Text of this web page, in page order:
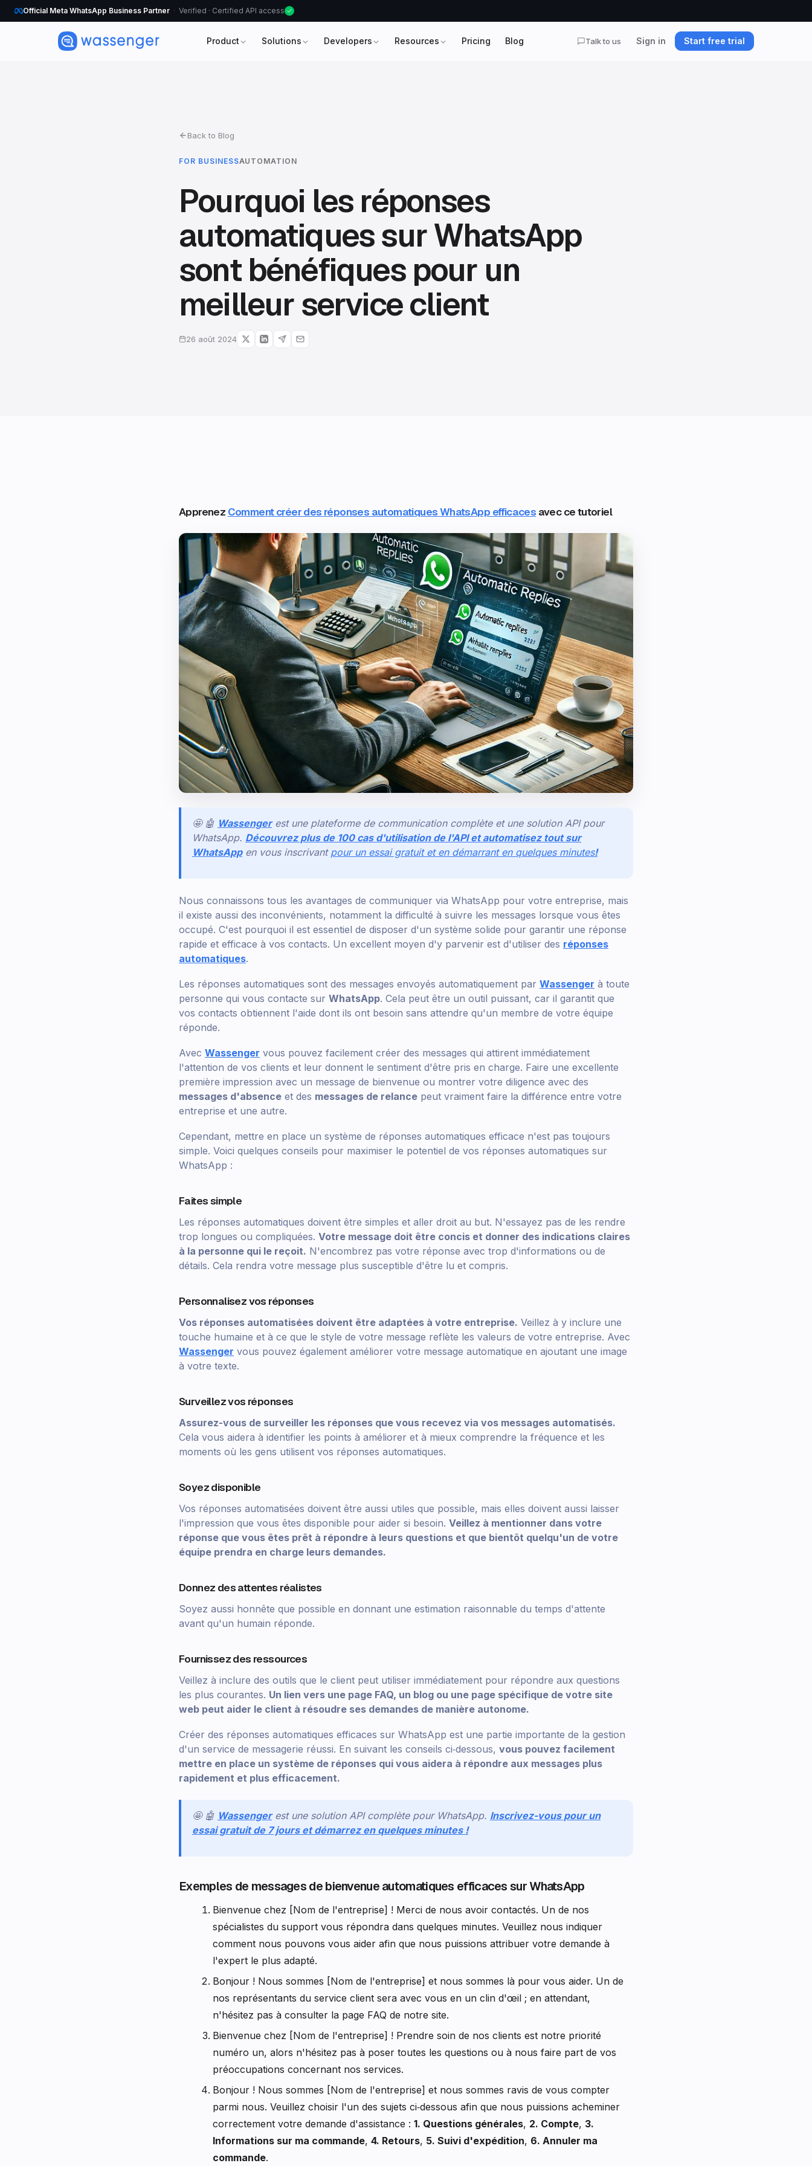
Official Meta WhatsApp Business Partner Verified · Certified API access
Product Solutions Developers Resources Pricing Blog Talk to us Sign in Start free trial
Back to Blog
FOR BUSINESSAUTOMATION
Pourquoi les réponses
automatiques sur WhatsApp
sont bénéfiques pour un
meilleur service client
26 août 2024
Apprenez Comment créer des réponses automatiques WhatsApp efficaces avec ce tutoriel
🤩 🤖 Wassenger est une plateforme de communication complète et une solution API pour
WhatsApp. Découvrez plus de 100 cas d'utilisation de l'API et automatisez tout sur
WhatsApp en vous inscrivant pour un essai gratuit et en démarrant en quelques minutes!
Nous connaissons tous les avantages de communiquer via WhatsApp pour votre entreprise, mais
il existe aussi des inconvénients, notamment la difficulté à suivre les messages lorsque vous êtes
occupé. C'est pourquoi il est essentiel de disposer d'un système solide pour garantir une réponse
rapide et efficace à vos contacts. Un excellent moyen d'y parvenir est d'utiliser des réponses
automatiques.
Les réponses automatiques sont des messages envoyés automatiquement par Wassenger à toute
personne qui vous contacte sur WhatsApp. Cela peut être un outil puissant, car il garantit que
vos contacts obtiennent l'aide dont ils ont besoin sans attendre qu'un membre de votre équipe
réponde.
Avec Wassenger vous pouvez facilement créer des messages qui attirent immédiatement
l'attention de vos clients et leur donnent le sentiment d'être pris en charge. Faire une excellente
première impression avec un message de bienvenue ou montrer votre diligence avec des
messages d'absence et des messages de relance peut vraiment faire la différence entre votre
entreprise et une autre.
Cependant, mettre en place un système de réponses automatiques efficace n'est pas toujours
simple. Voici quelques conseils pour maximiser le potentiel de vos réponses automatiques sur
WhatsApp :
Faites simple
Les réponses automatiques doivent être simples et aller droit au but. N'essayez pas de les rendre
trop longues ou compliquées. Votre message doit être concis et donner des indications claires
à la personne qui le reçoit. N'encombrez pas votre réponse avec trop d'informations ou de
détails. Cela rendra votre message plus susceptible d'être lu et compris.
Personnalisez vos réponses
Vos réponses automatisées doivent être adaptées à votre entreprise. Veillez à y inclure une
touche humaine et à ce que le style de votre message reflète les valeurs de votre entreprise. Avec
Wassenger vous pouvez également améliorer votre message automatique en ajoutant une image
à votre texte.
Surveillez vos réponses
Assurez-vous de surveiller les réponses que vous recevez via vos messages automatisés.
Cela vous aidera à identifier les points à améliorer et à mieux comprendre la fréquence et les
moments où les gens utilisent vos réponses automatiques.
Soyez disponible
Vos réponses automatisées doivent être aussi utiles que possible, mais elles doivent aussi laisser
l'impression que vous êtes disponible pour aider si besoin. Veillez à mentionner dans votre
réponse que vous êtes prêt à répondre à leurs questions et que bientôt quelqu'un de votre
équipe prendra en charge leurs demandes.
Donnez des attentes réalistes
Soyez aussi honnête que possible en donnant une estimation raisonnable du temps d'attente
avant qu'un humain réponde.
Fournissez des ressources
Veillez à inclure des outils que le client peut utiliser immédiatement pour répondre aux questions
les plus courantes. Un lien vers une page FAQ, un blog ou une page spécifique de votre site
web peut aider le client à résoudre ses demandes de manière autonome.
Créer des réponses automatiques efficaces sur WhatsApp est une partie importante de la gestion
d'un service de messagerie réussi. En suivant les conseils ci‑dessous, vous pouvez facilement
mettre en place un système de réponses qui vous aidera à répondre aux messages plus
rapidement et plus efficacement.
🤩 🤖 Wassenger est une solution API complète pour WhatsApp. Inscrivez-vous pour un
essai gratuit de 7 jours et démarrez en quelques minutes !
Exemples de messages de bienvenue automatiques efficaces sur WhatsApp
Bienvenue chez [Nom de l'entreprise] ! Merci de nous avoir contactés. Un de nos
spécialistes du support vous répondra dans quelques minutes. Veuillez nous indiquer
comment nous pouvons vous aider afin que nous puissions attribuer votre demande à
l'expert le plus adapté.
Bonjour ! Nous sommes [Nom de l'entreprise] et nous sommes là pour vous aider. Un de
nos représentants du service client sera avec vous en un clin d'œil ; en attendant,
n'hésitez pas à consulter la page FAQ de notre site.
Bienvenue chez [Nom de l'entreprise] ! Prendre soin de nos clients est notre priorité
numéro un, alors n'hésitez pas à poser toutes les questions ou à nous faire part de vos
préoccupations concernant nos services.
Bonjour ! Nous sommes [Nom de l'entreprise] et nous sommes ravis de vous compter
parmi nous. Veuillez choisir l'un des sujets ci‑dessous afin que nous puissions acheminer
correctement votre demande d'assistance : 1. Questions générales, 2. Compte, 3.
Informations sur ma commande, 4. Retours, 5. Suivi d'expédition, 6. Annuler ma
commande.